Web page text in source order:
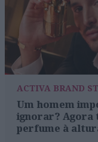
ACTIVA BRAND
Um homem
ignorar? Agora
perfume à